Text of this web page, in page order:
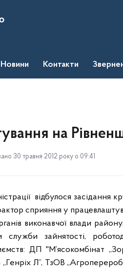
Новини Контакти
на
30 травня 2012 року о 09:41
відбулося засідання
сприяння у
виконавчої влади
служби зайнятості,
ДП "М’ясокомбінат
Л”, ТзОВ